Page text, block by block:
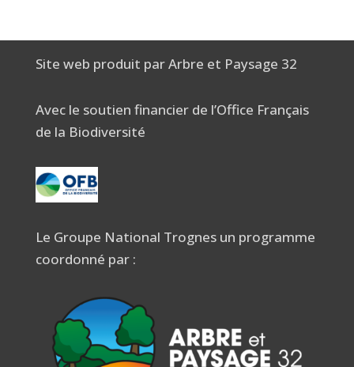
Site web produit par Arbre et Paysage 32
Avec le soutien financier de l’Office Français
de la Biodiversité
Le Groupe National Trognes un programme
coordonné par :